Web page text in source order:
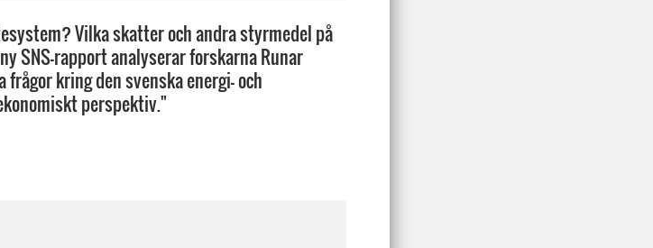
Vilka skatter och andra styrmedel på
SNS-rapport analyserar forskarna Runar
kring den svenska energi- och
perspektiv."